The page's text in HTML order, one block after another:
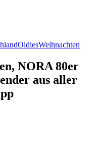
OldiesWeihnachten
NORA 80er
aus aller